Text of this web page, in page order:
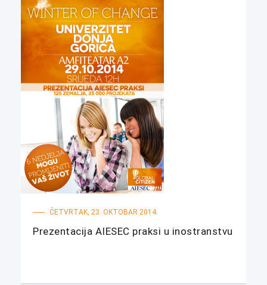
ČETVRTAK, 23. OKTOBAR 2014.
Prezentacija AIESEC praksi u inostranstvu